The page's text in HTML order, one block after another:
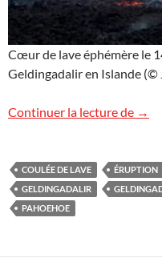
Cœur de lave éphémère le
Geldingadalir en Islande (©
Continuer la lecture de →
COULÉE DE LAVE ÉRUPTION
GELDINGADALIR
PAHOEHOE